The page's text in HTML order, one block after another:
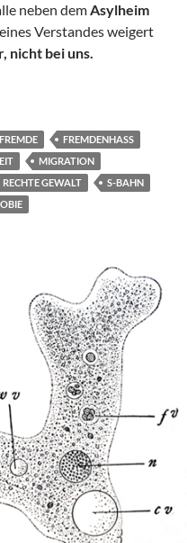
neben demAsylheim
Verstandes weigert
nicht bei uns.
FREMDE
FREMDENHASS
MIGRATION
RECHTE GEWALT
S-BAHN